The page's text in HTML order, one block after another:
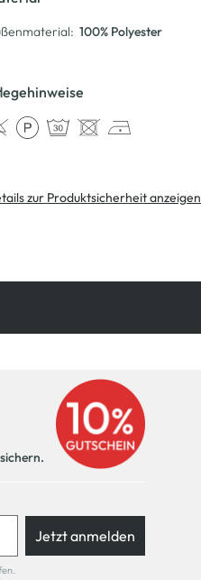
100% Polyester
zur Produktsicherheit anzeigen
Jetzt anmelden